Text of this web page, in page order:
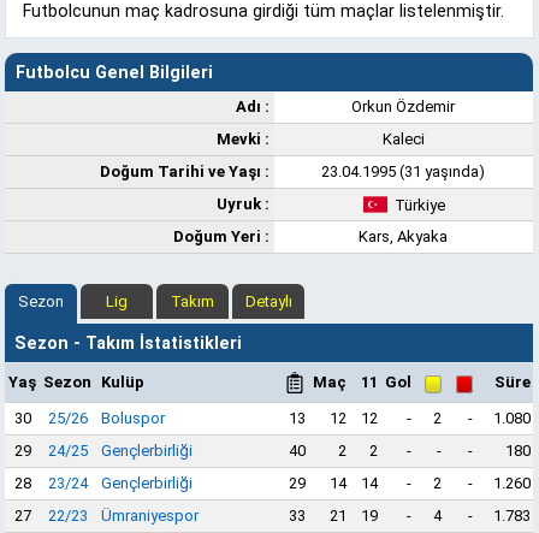
Futbolcunun maç kadrosuna girdiği tüm maçlar listelenmiştir.
Futbolcu Genel Bilgileri
Adı :
Orkun Özdemir
Mevki :
Kaleci
Doğum Tarihi ve Yaşı :
23.04.1995 (31 yaşında)
Uyruk :
Türkiye
Doğum Yeri :
Kars, Akyaka
Sezon Lig Takım Detaylı
Sezon - Takım İstatistikleri
Yaş Sezon Kulüp Maç 11 Gol
Süre
30
25/26 Boluspor 13 12 12 - 2 -
1.080
29
24/25 Gençlerbirliği 40 2 2 - - -
180
28
23/24 Gençlerbirliği 29 14 14 - 2 -
1.260
27
22/23 Ümraniyespor 33 21 19 - 4 - 1.783